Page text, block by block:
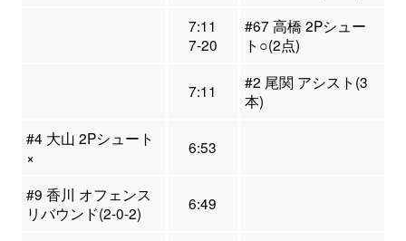
7:11
7-20
#67 高橋 2Pシュー
ト○(2点)
7:11
#2 尾関 アシスト(3
本)
#4 大山 2Pシュート
×
6:53
#9 香川 オフェンス
リバウンド(2-0-2)
6:49